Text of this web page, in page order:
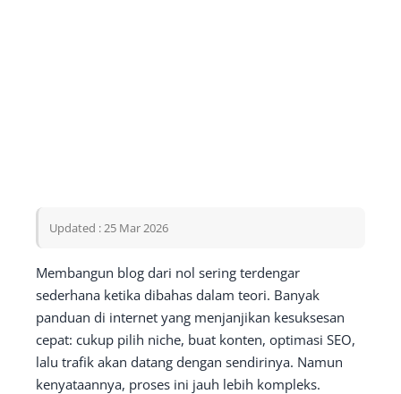
Updated : 25 Mar 2026
Membangun blog dari nol sering terdengar
sederhana ketika dibahas dalam teori. Banyak
panduan di internet yang menjanjikan kesuksesan
cepat: cukup pilih niche, buat konten, optimasi SEO,
lalu trafik akan datang dengan sendirinya. Namun
kenyataannya, proses ini jauh lebih kompleks.